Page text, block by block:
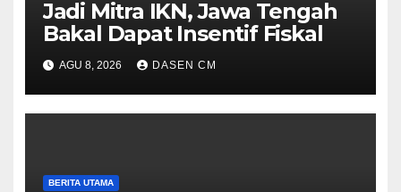
Jadi Mitra IKN, Jawa Tengah
Bakal Dapat Insentif Fiskal
AGU 8, 2026 DASEN CM
BERITA UTAMA